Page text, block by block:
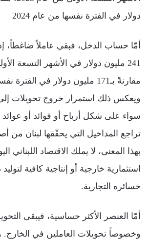
دولار في الفترة نفسها من عام 2024
أمّا حساب الدخل، فبقي عاملاً ضاغطاً،
ويعكس ذلك استمرار خروج تحويلات إلى
سواء على شكل أرباح أو فوائد أو عوائد
تراجع المداخيل التي يحقّقها لبنان من
بهذا المعنى، لا يملك الاقتصاد اللبناني
استثمارية خارجية أو إنتاجية كافية
خسائره التجارية.
أمّا العنصر الأكثر حساسية، فيبقى
وخصوصاً تحويلات العاملين في الخارج.